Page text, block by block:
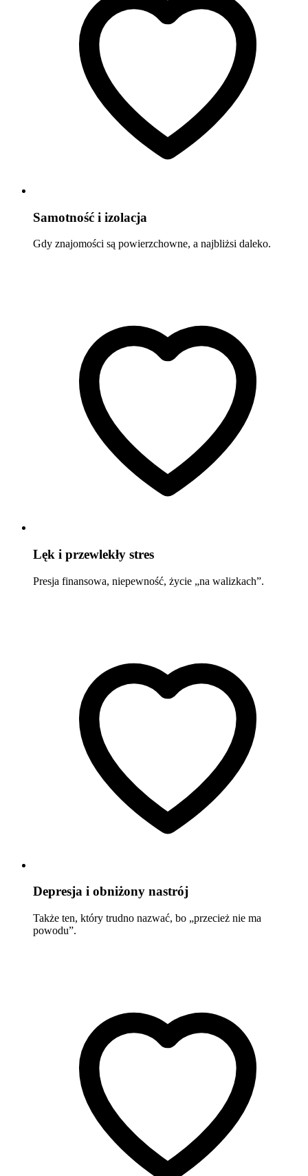
Samotność i izolacja
Gdy znajomości są powierzchowne, a najbliżsi daleko.
Lęk i przewlekły stres
Presja finansowa, niepewność, życie „na walizkach”.
Depresja i obniżony nastrój
Także ten, który trudno nazwać, bo „przecież nie ma
powodu”.